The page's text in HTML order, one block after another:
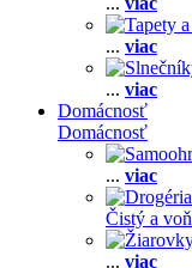
... viac
... viac
Domácnosť
Domácnosť
... viac
Čistý a
... viac